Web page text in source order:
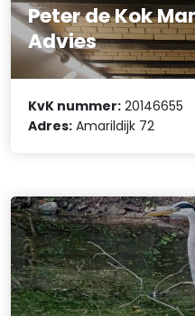
Peter de Kok
Advies
KvK nummer: 20146655
Adres: Amarildijk 72